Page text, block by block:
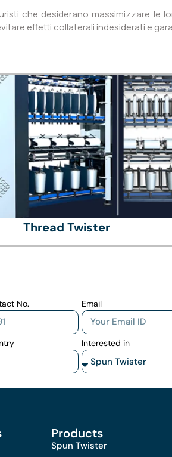
che desiderano massimizzare le
effetti collaterali indesiderati e
Thread Twister
No. Email
Interested in
Products
Spun Twister